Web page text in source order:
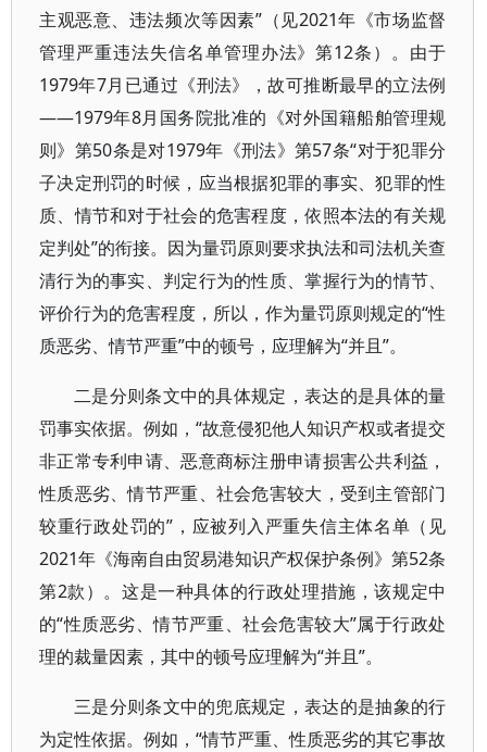
主观恶意、违法频次等因素”（见2021年《市场监督
管理严重违法失信名单管理办法》第12条）。由于
1979年7月已通过《刑法》，故可推断最早的立法例
——1979年8月国务院批准的《对外国籍船舶管理规
则》第50条是对1979年《刑法》第57条“对于犯罪分
子决定刑罚的时候，应当根据犯罪的事实、犯罪的性
质、情节和对于社会的危害程度，依照本法的有关规
定判处”的衔接。因为量罚原则要求执法和司法机关查
清行为的事实、判定行为的性质、掌握行为的情节、
评价行为的危害程度，所以，作为量罚原则规定的“性
质恶劣、情节严重”中的顿号，应理解为“并且”。
二是分则条文中的具体规定，表达的是具体的量
罚事实依据。例如，“故意侵犯他人知识产权或者提交
非正常专利申请、恶意商标注册申请损害公共利益，
性质恶劣、情节严重、社会危害较大，受到主管部门
较重行政处罚的”，应被列入严重失信主体名单（见
2021年《海南自由贸易港知识产权保护条例》第52条
第2款）。这是一种具体的行政处理措施，该规定中
的“性质恶劣、情节严重、社会危害较大”属于行政处
理的裁量因素，其中的顿号应理解为“并且”。
三是分则条文中的兜底规定，表达的是抽象的行
为定性依据。例如，“情节严重、性质恶劣的其它事故